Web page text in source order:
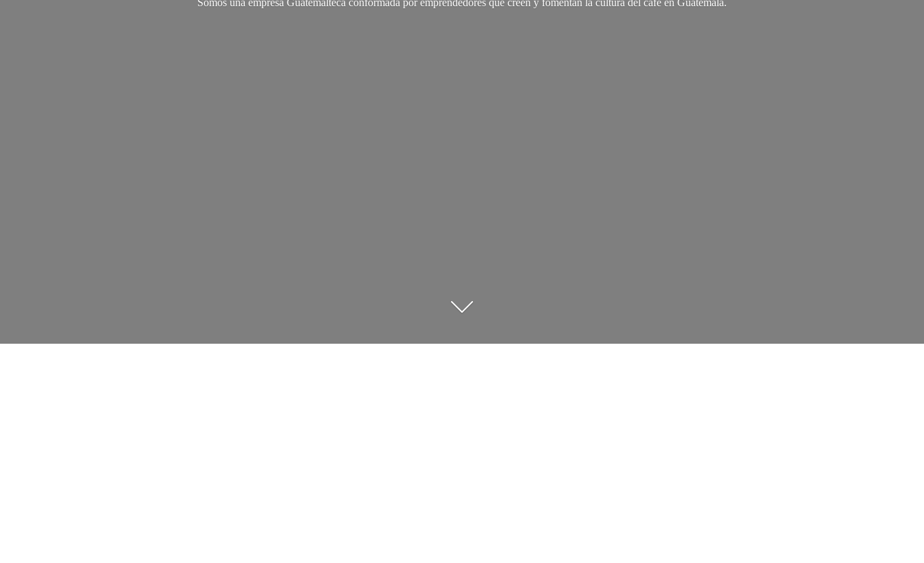
Somos una empresa Guatemalteca conformada por emprendedores que creen y fomentan la cultura del café en Guatemala.